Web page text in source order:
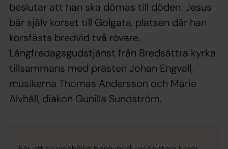
beslutar att han ska dömas till döden. Jesus
bär själv korset till Golgata, platsen där han
korsfästs bredvid två rövare.
Långfredagsgudstjänst från Bredsättra kyrka
tillsammans med prästen Johan Engvall,
musikerna Thomas Andersson och Marie
Alvhäll, diakon Gunilla Sundström.